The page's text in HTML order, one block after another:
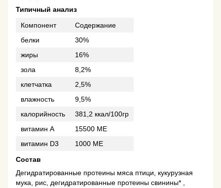
Типичный анализ
Компонент
Содержание
белки
30%
жиры
16%
зола
8,2%
клетчатка
2,5%
влажность
9,5%
калорийность
381,2 ккал/100гр
витамин А
15500 МЕ
витамин D3
1000 МЕ
Состав
Дегидратированные протеины мяса птици, кукурузная
мука, рис, дегидратированные протеины свинины* ,